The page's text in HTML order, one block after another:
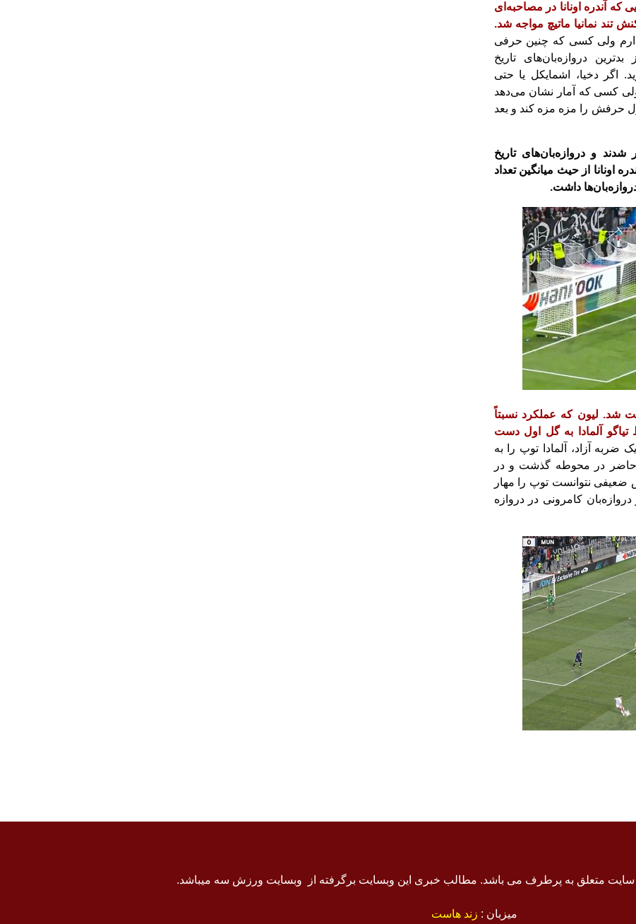
که آندره اونانا در مصاحبه‌ای
تند نمانیا ماتیچ مواجه شد.
ولی کسی ‏که چنین حرفی
‏دروازه‌بان‌های تاریخ
اگر دخیا، اشمایکل یا حتی
کسی که آمار نشان می‌دهد
اول حرفش را مزه مزه کند و بعد
و دروازه‌بان‌های تاریخ
اونانا از حیث میانگین تعداد
داشت.
شد. لیون که عملکرد نسبتاً
یونایتد داشت، در دقیقه ۲۶ توسط تیاگو آلمادا به گل اول دست
ضربه آزاد، آلمادا توپ را به
حاضر در محوطه گذشت و در
ضعیفی نتوانست توپ را مهار
کامرونی در دروازه
سایت متعلق به پرطرف می باشد. مطالب خبری این وبسایت برگرفته از وبسایت ورزش سه میباشد.
میزبان : زند هاست